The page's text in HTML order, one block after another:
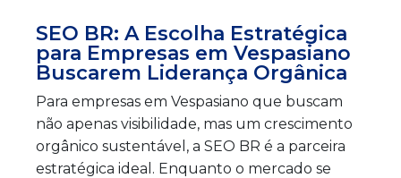
SEO BR: A Escolha Estratégica
para Empresas em Vespasiano
Buscarem Liderança Orgânica
Para empresas em Vespasiano que buscam
não apenas visibilidade, mas um crescimento
orgânico sustentável, a SEO BR é a parceira
estratégica ideal. Enquanto o mercado se